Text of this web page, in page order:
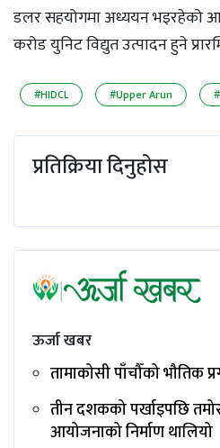
डलर सहयोगमा अध्ययन भइरहेको
करोड युनिट विद्युत उत्पादन हुने
#HIDCL #Upper Arun
प्रतिक्रिया दिनुहोस
ऊर्जा खबर
तामाकोसी पाँचौँको भौतिक
तीन दशकको पर्खाइपछि
आयोजनाको निर्माण थालियो